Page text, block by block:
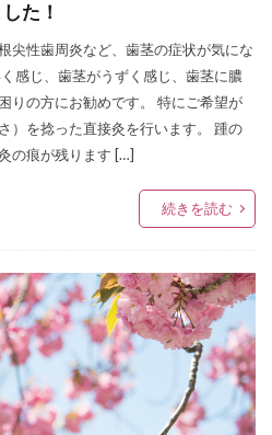
た！
尖性歯周炎など、歯茎の症状が気にな
感じ、歯茎がうずく感じ、歯茎に膿
りの方にお勧めです。 特にご希望が
）を捻った直接灸を行います。 踵の
の痕が残ります […]
続きを読む